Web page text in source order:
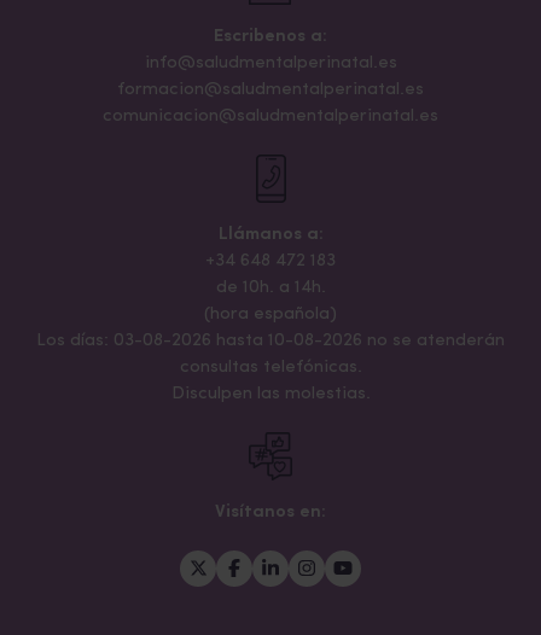
Escribenos a:
info@saludmentalperinatal.es
formacion@saludmentalperinatal.es
comunicacion@saludmentalperinatal.es
Llámanos a:
+34 648 472 183
de 10h. a 14h.
(hora española)
Los días: 03-08-2026 hasta 10-08-2026 no se atenderán
consultas telefónicas.
Disculpen las molestias.
Visítanos en: